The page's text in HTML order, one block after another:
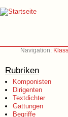
Navigation:
Rubriken
Komponisten
Dirigenten
Textdichter
Gattungen
Begriffe